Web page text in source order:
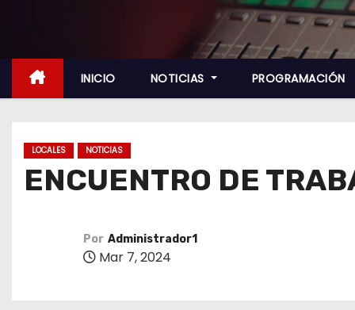
i
INICIO NOTICIAS PROGRAMACIÓN
LOCALES NOTICIAS
ENCUENTRO DE
Por Administrador1
Mar 7, 2024